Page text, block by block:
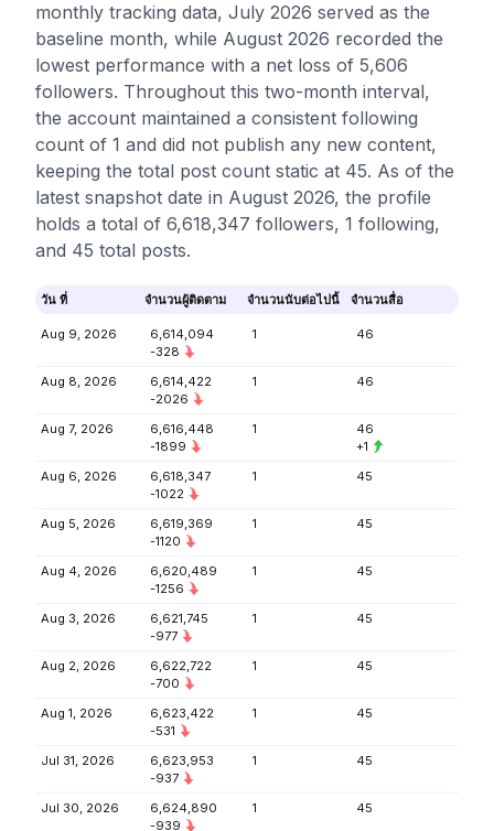
monthly tracking data, July 2026 served as the
baseline month, while August 2026 recorded the
lowest performance with a net loss of 5,606
followers. Throughout this two-month interval,
the account maintained a consistent following
count of 1 and did not publish any new content,
keeping the total post count static at 45. As of the
latest snapshot date in August 2026, the profile
holds a total of 6,618,347 followers, 1 following,
and 45 total posts.
วัน ที่ จำนวนผู้ติดตาม จำนวนนับต่อไปนี้ จำนวนสื่อ
Aug 9, 2026
6,614,094
-328
1 46
Aug 8, 2026
6,614,422
-2026
1 46
Aug 7, 2026
6,616,448
-1899
1
46
+1
Aug 6, 2026
6,618,347
-1022
1 45
Aug 5, 2026
6,619,369
-1120
1 45
Aug 4, 2026
6,620,489
-1256
1 45
Aug 3, 2026
6,621,745
-977
1 45
Aug 2, 2026
6,622,722
-700
1 45
Aug 1, 2026
6,623,422
-531
1 45
Jul 31, 2026
6,623,953
-937
1 45
Jul 30, 2026
6,624,890
-939
1 45